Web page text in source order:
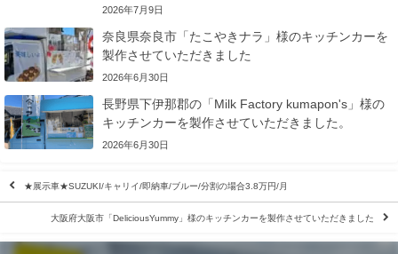
2026年7月9日
奈良県奈良市「たこやきナラ」様のキッチンカーを
製作させていただきました
2026年6月30日
長野県下伊那郡の「Milk Factory kumapon's」様の
キッチンカーを製作させていただきました。
2026年6月30日
★展示車★SUZUKI/キャリイ/即納車/ブルー/分割の場合3.8万円/月
大阪府大阪市「DeliciousYummy」様のキッチンカーを製作させていただきました